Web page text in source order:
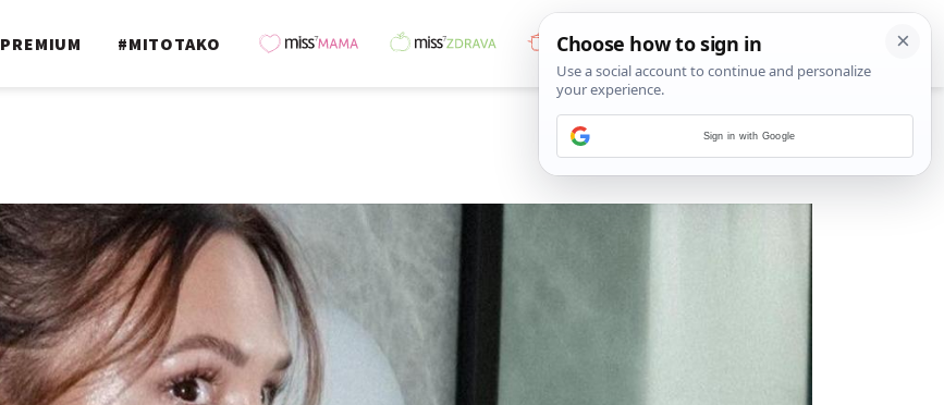
PREMIUM #MITOTAKO
Sign in with Google